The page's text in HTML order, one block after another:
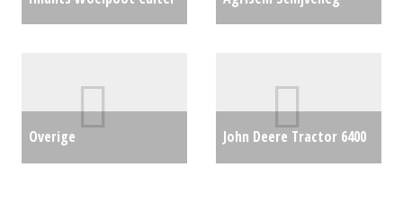
Overige
John Deere Tractor 6400